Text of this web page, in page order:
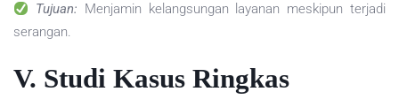
Tujuan: Menjamin kelangsungan layanan meskipun terjadi
serangan.
V. Studi Kasus Ringkas